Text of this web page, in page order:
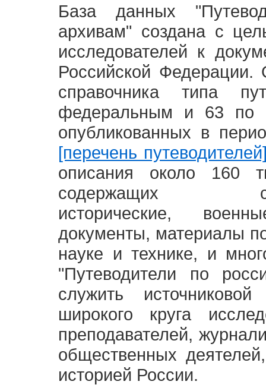
База данных
архивам" создана с
исследователей к
Российской
справочника типа
федеральным и 63 по
опубликованных в
[перечень
описания около 160
содержащих
исторические,
документы, материалы
науке и технике, и
"Путеводители по
служить
широкого круга
преподавателей,
общественных
историей России.